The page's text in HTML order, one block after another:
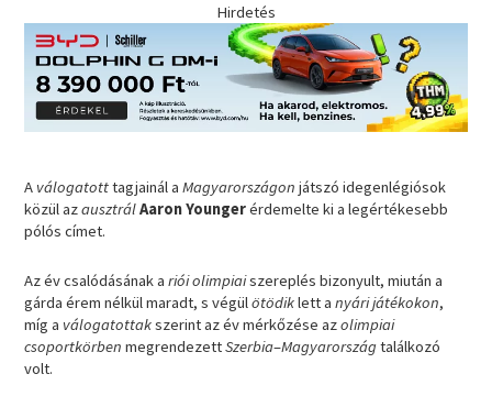
Hirdetés
A válogatotttagjainál aMagyarországon játszó idegenlégiósok
közül azausztrálAaron Youngerérdemelte ki a legértékesebb
pólós címet.
Az év csalódásának ariói olimpiaiszereplés bizonyult, miután a
gárda érem nélkül maradt, s végülötödiklett anyári játékokon,
míg a válogatottakszerint az év mérkőzése azolimpiai
csoportkörben megrendezettSzerbia–Magyarországtalálkozó
volt.